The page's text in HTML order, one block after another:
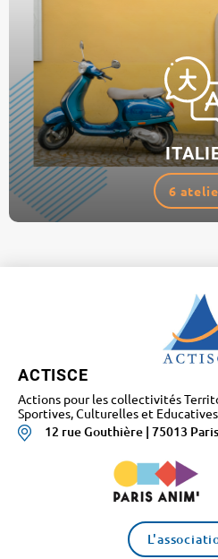
6
ACTISCE
Actions pour les collectivités
Sportives, Culturelles et Educatives
12 rue Gouthière | 75013 Paris